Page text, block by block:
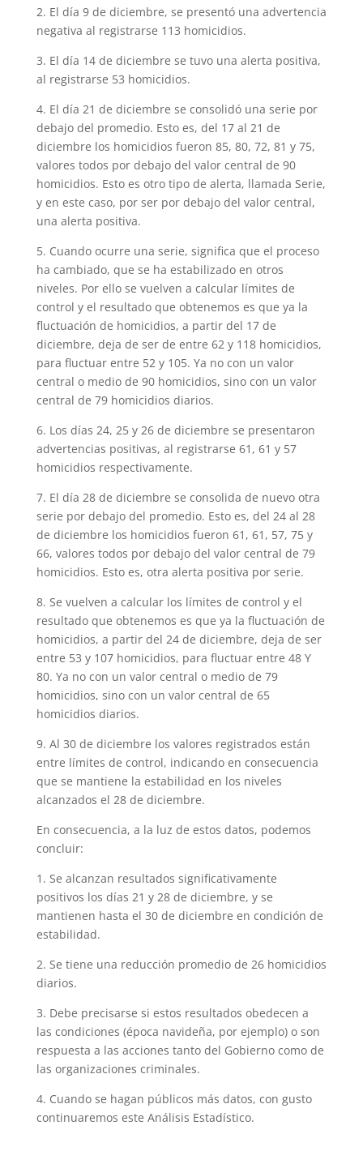
2. El día 9 de diciembre, se presentó una advertencia
negativa al registrarse 113 homicidios.
3. El día 14 de diciembre se tuvo una alerta positiva,
al registrarse 53 homicidios.
4. El día 21 de diciembre se consolidó una serie por
debajo del promedio. Esto es, del 17 al 21 de
diciembre los homicidios fueron 85, 80, 72, 81 y 75,
valores todos por debajo del valor central de 90
homicidios. Esto es otro tipo de alerta, llamada Serie,
y en este caso, por ser por debajo del valor central,
una alerta positiva.
5. Cuando ocurre una serie, significa que el proceso
ha cambiado, que se ha estabilizado en otros
niveles. Por ello se vuelven a calcular límites de
control y el resultado que obtenemos es que ya la
fluctuación de homicidios, a partir del 17 de
diciembre, deja de ser de entre 62 y 118 homicidios,
para fluctuar entre 52 y 105. Ya no con un valor
central o medio de 90 homicidios, sino con un valor
central de 79 homicidios diarios.
6. Los días 24, 25 y 26 de diciembre se presentaron
advertencias positivas, al registrarse 61, 61 y 57
homicidios respectivamente.
7. El día 28 de diciembre se consolida de nuevo otra
serie por debajo del promedio. Esto es, del 24 al 28
de diciembre los homicidios fueron 61, 61, 57, 75 y
66, valores todos por debajo del valor central de 79
homicidios. Esto es, otra alerta positiva por serie.
8. Se vuelven a calcular los límites de control y el
resultado que obtenemos es que ya la fluctuación de
homicidios, a partir del 24 de diciembre, deja de ser
entre 53 y 107 homicidios, para fluctuar entre 48 Y
80. Ya no con un valor central o medio de 79
homicidios, sino con un valor central de 65
homicidios diarios.
9. Al 30 de diciembre los valores registrados están
entre límites de control, indicando en consecuencia
que se mantiene la estabilidad en los niveles
alcanzados el 28 de diciembre.
En consecuencia, a la luz de estos datos, podemos
concluir:
1. Se alcanzan resultados significativamente
positivos los días 21 y 28 de diciembre, y se
mantienen hasta el 30 de diciembre en condición de
estabilidad.
2. Se tiene una reducción promedio de 26 homicidios
diarios.
3. Debe precisarse si estos resultados obedecen a
las condiciones (época navideña, por ejemplo) o son
respuesta a las acciones tanto del Gobierno como de
las organizaciones criminales.
4. Cuando se hagan públicos más datos, con gusto
continuaremos este Análisis Estadístico.